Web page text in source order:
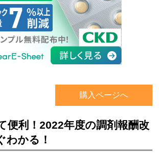
購入ページへ
便利！2022年度の調剤報酬改
わかる！